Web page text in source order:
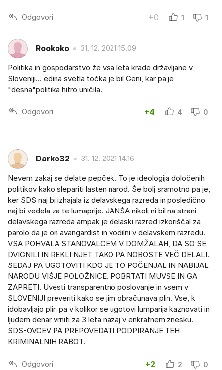
Odgovori +0 1 1
Rookoko 31. 12. 2021 15.09
Politika in gospodarstvo že vsa leta krade državljane v
Sloveniji... edina svetla točka je bil Geni, kar pa je
"desna"politika hitro uničila.
Odgovori +4 4 0
Darko32 31. 12. 2021 14.16
Nevem zakaj se delate pepček. To je ideologija določenih
politikov kako slepariti lasten narod. Še bolj sramotno pa je,
ker SDS naj bi izhajala iz delavskega razreda in posledično
naj bi vedela za te lumaprije. JANŠA nikoli ni bil na strani
delavskega razreda ampak je delaski razred izkoriščal za
parolo da je on avangardist in vodilni v delavskem razredu.
VSA POHVALA STANOVALCEM V DOMŽALAH, DA SO SE
DVIGNILI IN REKLI NJET TAKO PA NOBOSTE VEČ DELALI.
SEDAJ PA UGOTOVITI KDO JE TO POČENJAL IN NABIJAL
NARODU VIŠJE POLOŽNICE. POBRTATI MUVSE IN GA
ZAPRETI. Uvesti transparentno poslovanje in vsem v
SLOVENIJI preveriti kako se jim obračunava plin. Vse, k
idobavljajo plin pa v kolikor se ugotovi lumparija kaznovati in
ljudem denar vrniti za 3 leta nazaj v enkratnem znesku.
SDS-OVCEV PA PREPOVEDATI PODPIRANJE TEH
KRIMINALNIH RABOT.
Odgovori +2 2 0